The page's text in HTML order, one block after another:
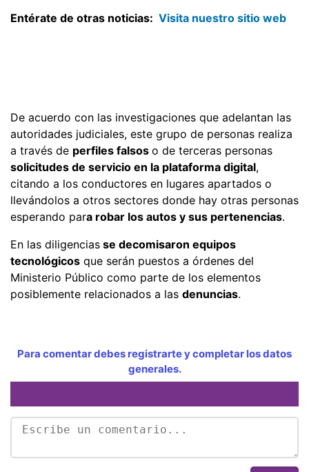
Entérate de otras noticias: Visita nuestro sitio web
De acuerdo con las investigaciones que adelantan las
autoridades judiciales, este grupo de personas realiza
a través de perfiles falsos o de terceras personas
solicitudes de servicio en la plataforma digital,
citando a los conductores en lugares apartados o
llevándolos a otros sectores donde hay otras personas
esperando para robar los autos y sus pertenencias.
En las diligencias se decomisaron equipos
tecnológicos que serán puestos a órdenes del
Ministerio Público como parte de los elementos
posiblemente relacionados a las denuncias.
Para comentar debes registrarte y completar los datos
generales.